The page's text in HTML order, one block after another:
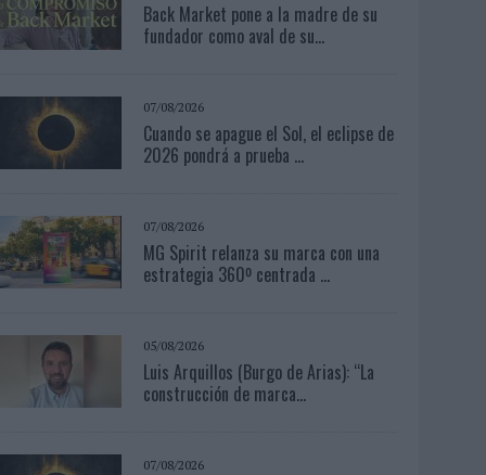
Back Market pone a la madre de su
fundador como aval de su...
07/08/2026
Cuando se apague el Sol, el eclipse de
2026 pondrá a prueba ...
07/08/2026
MG Spirit relanza su marca con una
estrategia 360º centrada ...
05/08/2026
Luis Arquillos (Burgo de Arias): “La
construcción de marca...
07/08/2026